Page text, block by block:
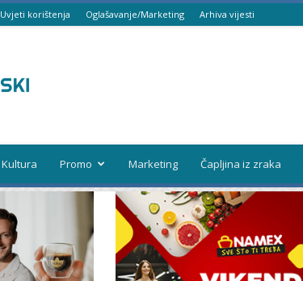
Uvjeti korištenja Oglašavanje/Marketing Arhiva vijesti
Kultura Promo Marketing Čapljina iz zraka